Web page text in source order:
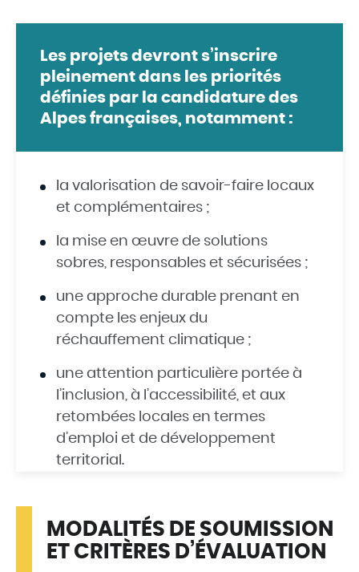
Les projets devront s’inscrire
pleinement dans les priorités
définies par la candidature des
Alpes françaises, notamment :
la valorisation de savoir-faire locaux
et complémentaires ;
la mise en œuvre de solutions
sobres, responsables et sécurisées ;
une approche durable prenant en
compte les enjeux du
réchauffement climatique ;
une attention particulière portée à
l’inclusion, à l’accessibilité, et aux
retombées locales en termes
d’emploi et de développement
territorial.
MODALITÉS DE SOUMISSION
ET CRITÈRES D’ÉVALUATION